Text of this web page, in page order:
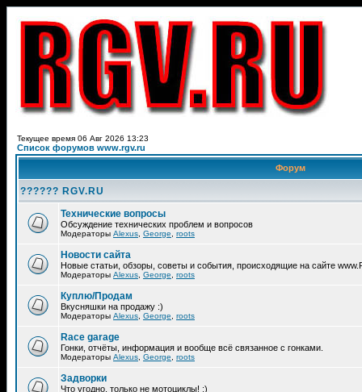
Текущее время 06 Авг 2026 13:23
Список форумов www.rgv.ru
Форум
?????? RGV.RU
Технические вопросы
Обсуждение технических проблем и вопросов
Модераторы Alexus George roots
Новости сайта
Новые статьи, обзоры, советы и события, происходящие на сайте
Модераторы Alexus George roots
Куплю/Продам
Вкусняшки на продажу :)
Модераторы Alexus George roots
Race garage
Гонки, отчёты, информация и вообще всё связанное с гонками.
Модераторы Alexus George roots
Задворки
Что угодно, только не мотоциклы! :)